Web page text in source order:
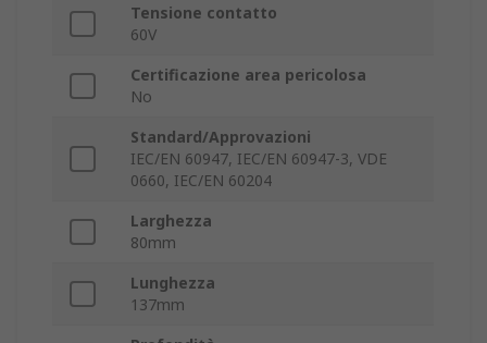
Tensione contatto
60V
Certificazione area pericolosa
No
Standard/Approvazioni
IEC/EN 60947, IEC/EN 60947-3, VDE
0660, IEC/EN 60204
Larghezza
80mm
Lunghezza
137mm